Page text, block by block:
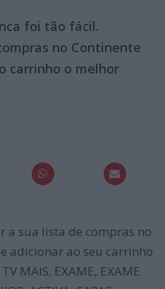
foi tão fácil.
no Continente
carrinho o melhor
a sua lista de compras no
adicionar ao seu carrinho
MAIS, EXAME, EXAME